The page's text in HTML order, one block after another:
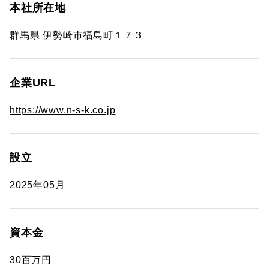
本社所在地
群馬県 伊勢崎市福島町１７３
企業URL
https://www.n-s-k.co.jp
設立
2025年05月
資本金
30百万円